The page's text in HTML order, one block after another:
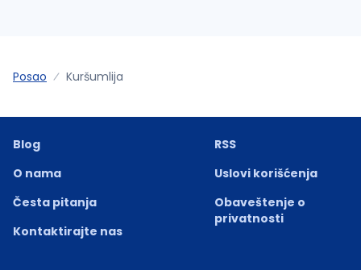
Posao Kuršumlija
Blog
O nama
Česta pitanja
Kontaktirajte nas
RSS
Uslovi korišćenja
Obaveštenje o
privatnosti